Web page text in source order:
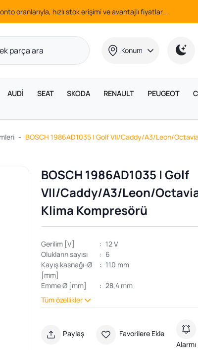
oranlarıyla, hızlı stok erişimi ve avantajlı fiyatlar...
Konum
AUDİ SEAT SKODA RENAULT PEUGEOT
BOSCH 1986AD1035 | Golf VII/Caddy/A3/Leon/
BOSCH 1986AD1035 | Golf
VII/Caddy/A3/Leon/
Klima Kompresörü
Gerilim [V] : 12 V
Olukların sayısı
: 6
Kayış kasnağı-Ø
[mm]
: 110 mm
Emme Ø [mm] : 28,4 mm
Tüm özellikler
Paylaş
Favorilere Ekle
Alarmı